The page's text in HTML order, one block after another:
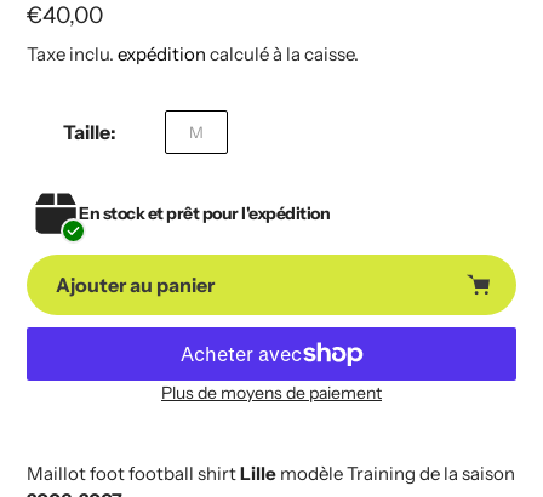
Prix
€40,00
Taxe inclu. expédition calculé à la caisse.
Taille: M
En stock et prêt pour l'expédition
Ajouter au panier
Plus de moyens de paiement
produit
Maillot foot football shirtLille modèle Training de la saison